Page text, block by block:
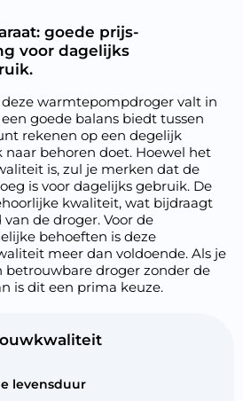
goede prijs-
voor dagelijks
warmtepompdroger valt in
goede balans biedt tussen
rekenen op een degelijk
behoren doet. Hoewel het
is, zul je merken dat de
is voor dagelijks gebruik. De
kwaliteit, wat bijdraagt
de droger. Voor de
behoeften is deze
meer dan voldoende. Als je
betrouwbare droger zonder de
is dit een prima keuze.
levensduur